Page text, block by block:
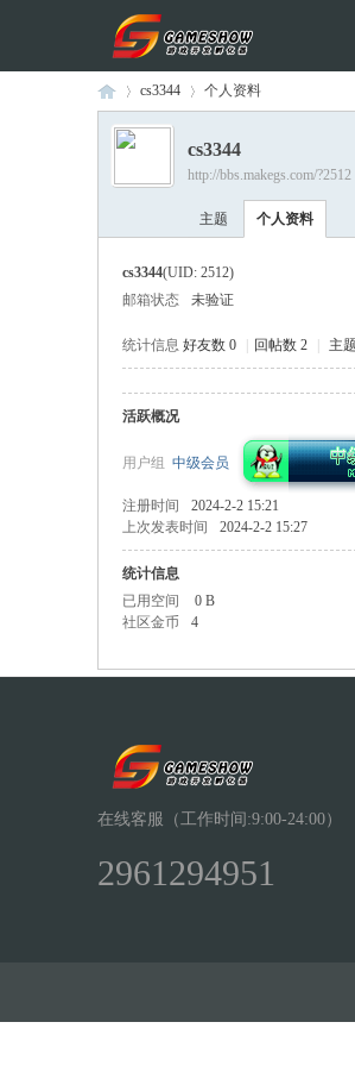
Sh
›
cs3344 个人资料
cs3344
http://bbs.makegs.com/?2512
主题 个人资料
cs3344(UID: 2512)
邮箱状态
未验证
统计信息 好友数 0 回帖数 2 主
活跃概况
用户组 中级会员
注册时间 2024-2-2 15:21
上次发表时间
2024-2-2 15:27
统计信息
已用空间
0 B
社区金币
4
在线客服（工作时间:9:00-24:00）
2961294951